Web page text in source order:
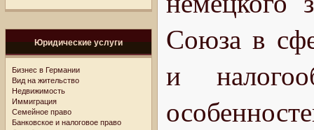
Юридические услуги
Бизнес в Германии
Вид на жительство
Недвижимость
Иммиграция
Семейное право
Банковское и налоговое право
Союза в
и